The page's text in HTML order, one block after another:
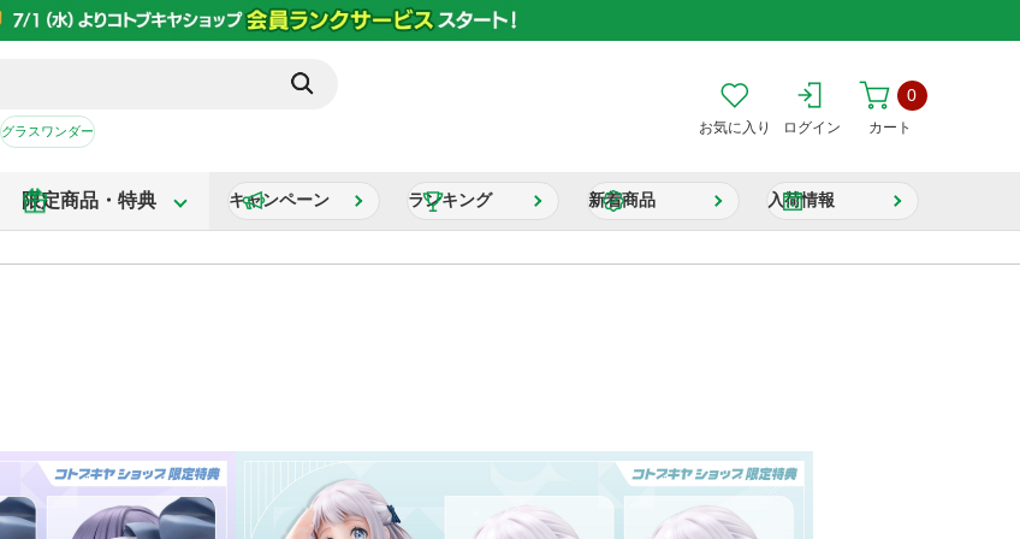
グラスワンダー お気に入り ログイン カート
0
限定商品・特典 キャンペーン ランキング 新着商品 入荷情報